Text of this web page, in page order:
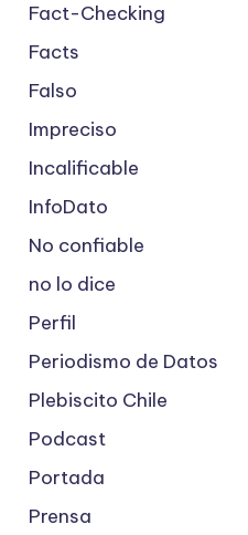
Fact-Checking
Facts
Falso
Impreciso
Incalificable
InfoDato
No confiable
no lo dice
Perfil
Periodismo de Datos
Plebiscito Chile
Podcast
Portada
Prensa